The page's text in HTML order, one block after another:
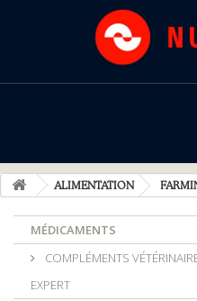
ALIMENTATION
MÉDICAMENTS
COMPLÉMENTS
EXPERT